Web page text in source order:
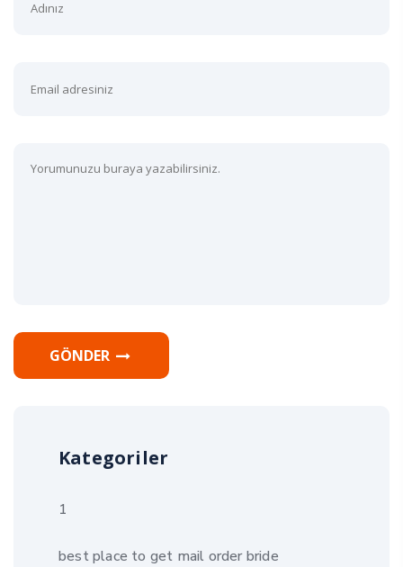
GÖNDER
Kategoriler
1
best place to get mail order bride